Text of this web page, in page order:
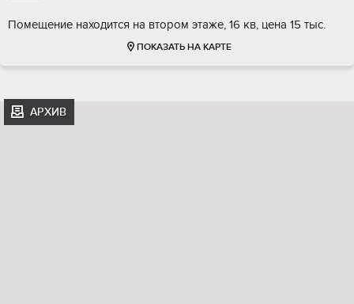
Помещение находится на втором этаже, 16 кв, цена 15 тыс.
ПОКАЗАТЬ НА КАРТЕ
АРХИВ